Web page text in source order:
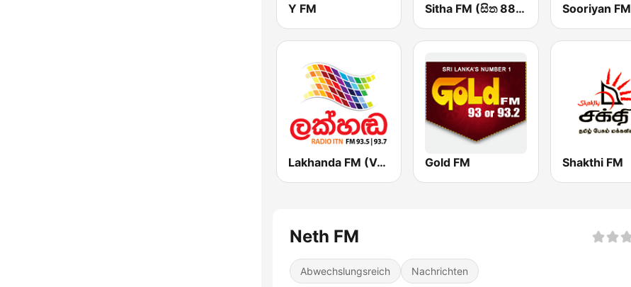
Y FM Sitha FM (සිත 88.6) Sooriyan FM
Lakhanda FM (Voice of Lanka) Gold FM Shakthi FM
Neth FM
Abwechslungsreich Nachrichten